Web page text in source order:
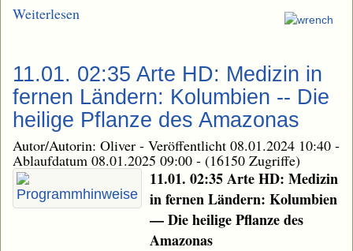
Weiterlesen
11.01. 02:35 Arte HD: Medizin in
fernen Ländern: Kolumbien -- Die
heilige Pflanze des Amazonas
Autor/Autorin: Oliver - Veröffentlicht 08.01.2024 10:40 -
Ablaufdatum 08.01.2025 09:00 - (16150 Zugriffe)
11.01. 02:35 Arte HD: Medizin
in fernen Ländern: Kolumbien
— Die heilige Pflanze des
Amazonas